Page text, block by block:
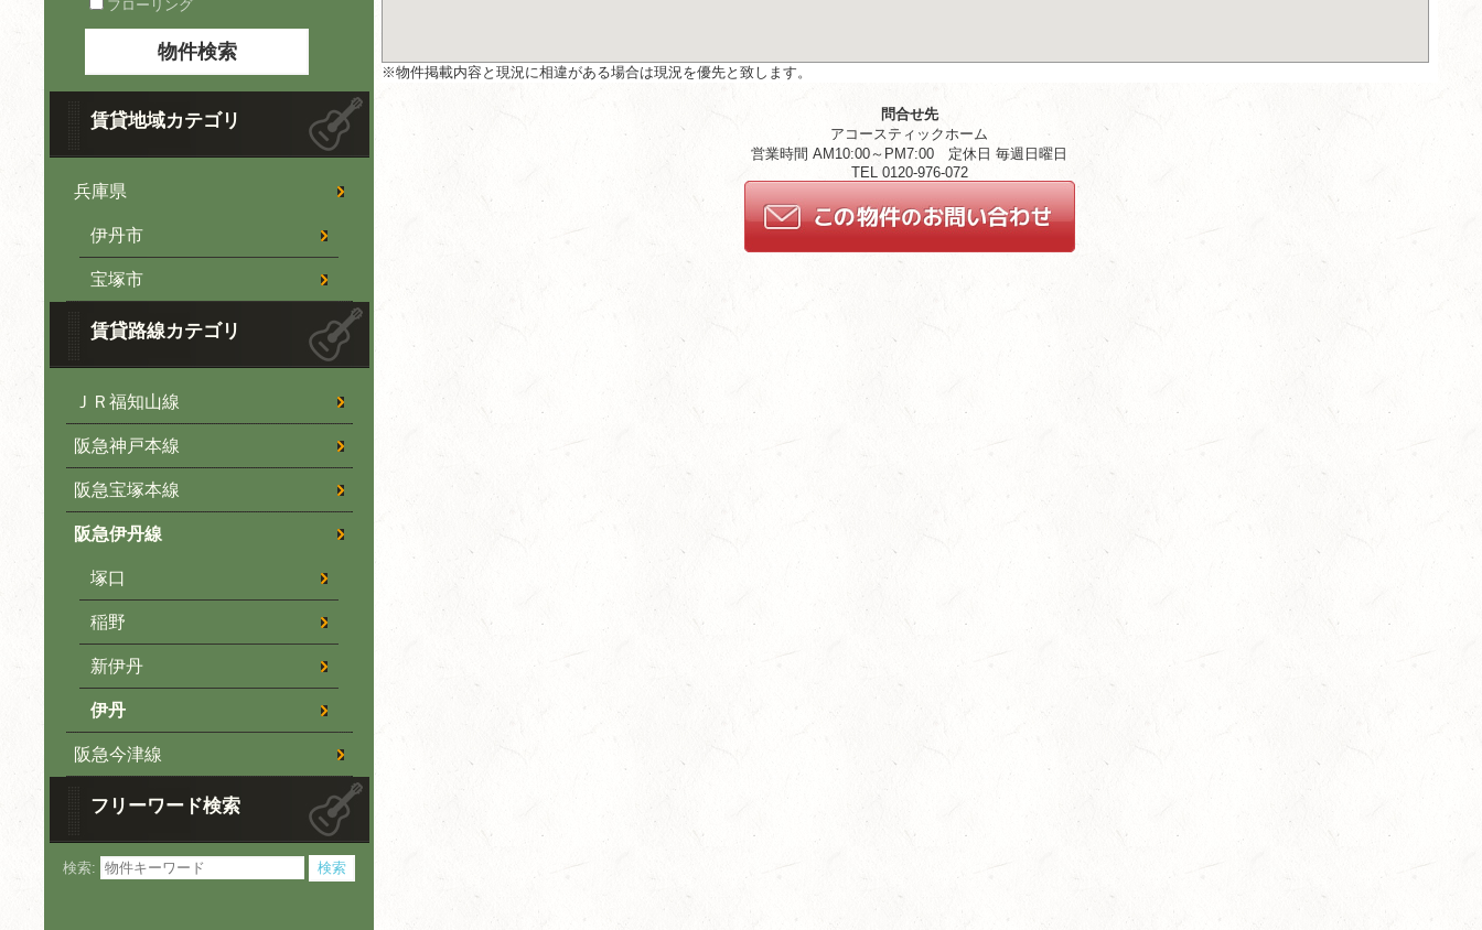
フローリング
賃貸地域カテゴリ
兵庫県
伊丹市
宝塚市
賃貸路線カテゴリ
ＪＲ福知山線
阪急神戸本線
阪急宝塚本線
阪急伊丹線
塚口
稲野
新伊丹
伊丹
阪急今津線
フリーワード検索
検索:
※物件掲載内容と現況に相違がある場合は現況を優先と致します。
問合せ先
アコースティックホーム
営業時間 AM10:00～PM7:00 定休日 毎週日曜日
TEL 0120-976-072